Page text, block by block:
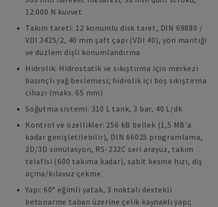
12.000 N kuvvet
Takım tareti: 12 konumlu disk taret, DIN 69880 /
VDI 3425/2, 40 mm şaft çapı (VDI 40), yön mantığı
ve düzlem dişli konumlandırma
Hidrolik: Hidrostatik ve sıkıştırma için merkezi
basınçlı yağ beslemesi; hidrolik içi boş sıkıştırma
cihazı (maks. 65 mm)
Soğutma sistemi: 310 L tank, 3 bar, 40 L/dk
Kontrol ve özellikler: 256 kB bellek (1,5 MB'a
kadar genişletilebilir), DIN 66025 programlama,
2D/3D simülasyon, RS-232C seri arayüz, takım
telafisi (600 takıma kadar), sabit kesme hızı, diş
açma/kılavuz çekme
Yapı: 60° eğimli yatak, 3 noktalı destekli
betonarme taban üzerine çelik kaynaklı yapı;